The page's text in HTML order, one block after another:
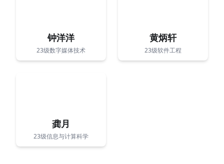
钟洋洋
23级数字媒体技术
黄炳轩
23级软件工程
龚月
23级信息与计算科学